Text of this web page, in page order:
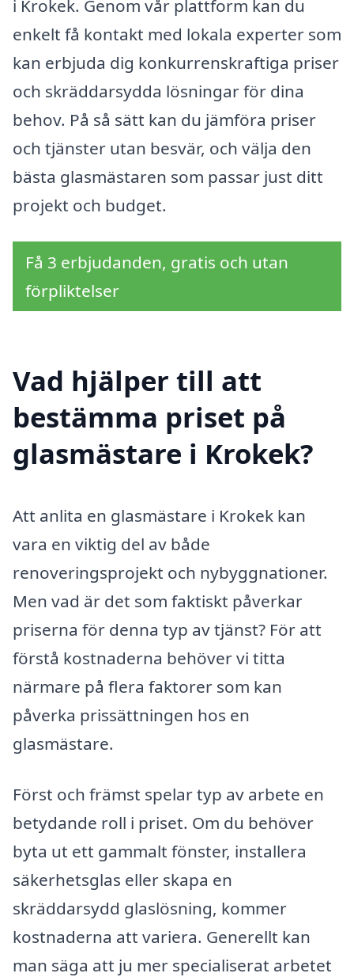
i Krokek. Genom vår plattform kan du
enkelt få kontakt med lokala experter som
kan erbjuda dig konkurrenskraftiga priser
och skräddarsydda lösningar för dina
behov. På så sätt kan du jämföra priser
och tjänster utan besvär, och välja den
bästa glasmästaren som passar just ditt
projekt och budget.
Få 3 erbjudanden, gratis och utan
förpliktelser
Vad hjälper till att
bestämma priset på
glasmästare i Krokek?
Att anlita en glasmästare i Krokek kan
vara en viktig del av både
renoveringsprojekt och nybyggnationer.
Men vad är det som faktiskt påverkar
priserna för denna typ av tjänst? För att
förstå kostnaderna behöver vi titta
närmare på flera faktorer som kan
påverka prissättningen hos en
glasmästare.
Först och främst spelar typ av arbete en
betydande roll i priset. Om du behöver
byta ut ett gammalt fönster, installera
säkerhetsglas eller skapa en
skräddarsydd glaslösning, kommer
kostnaderna att variera. Generellt kan
man säga att ju mer specialiserat arbetet